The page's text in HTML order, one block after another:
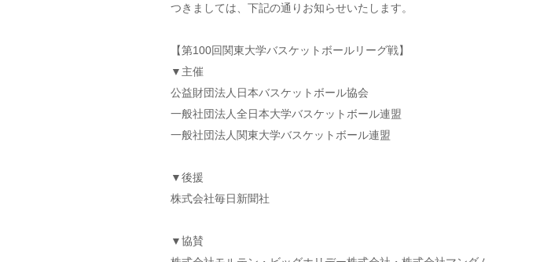
つきましては、下記の通りお知らせいたします。
【第100回関東大学バスケットボールリーグ戦】
▼主催
公益財団法人日本バスケットボール協会
一般社団法人全日本大学バスケットボール連盟
一般社団法人関東大学バスケットボール連盟
▼後援
株式会社毎日新聞社
▼協賛